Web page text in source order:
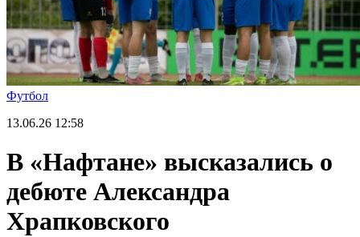
Футбол
13.06.26 12:58
В «Нафтане» высказались о
дебюте Александра
Храпковского